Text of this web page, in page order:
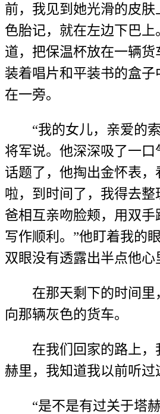
前，我见到她光滑的皮肤
色胎记，就在左边下巴上
道，把保温杯放在一辆货
装着唱片和平装书的盒子
在一旁。
“我的女儿，亲爱的
将军说。他深深吸了一口
话题了，他掏出金怀表，
啦，到时间了，我得去整
爸相互亲吻脸颊，用双手
写作顺利。”他盯着我的
双眼没有透露出半点他心
在那天剩下的时间里
向那辆灰色的货车。
在我们回家的路上
赫里，我知道我以前听过
“是不是有过关于塔